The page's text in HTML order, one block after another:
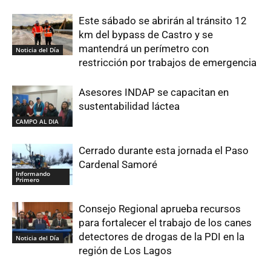
Noticia del Día
Este sábado se abrirán al tránsito 12
km del bypass de Castro y se
mantendrá un perímetro con
restricción por trabajos de emergencia
CAMPO AL DIA
Asesores INDAP se capacitan en
sustentabilidad láctea
Informando
Primero
Cerrado durante esta jornada el Paso
Cardenal Samoré
Noticia del Día
Consejo Regional aprueba recursos
para fortalecer el trabajo de los canes
detectores de drogas de la PDI en la
región de Los Lagos